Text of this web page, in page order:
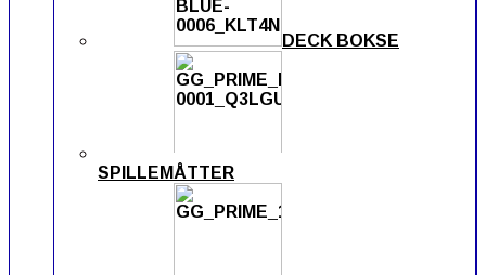
DECK BOKSE
SPILLEMÅTTER